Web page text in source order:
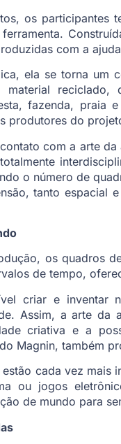
os participantes
com a
ela se torna um
material
fazenda, praia
produtores do
com a arte
o número de
tanto espacial
os quadros
de tempo,
criar e inventar
Assim, a arte da
criativa e a
Magnin, também
cada vez mais
ou jogos
de mundo para